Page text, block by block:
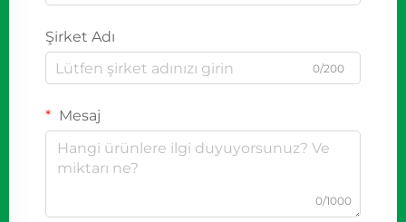
Şirket Adı
0/200
Mesaj
0/1000